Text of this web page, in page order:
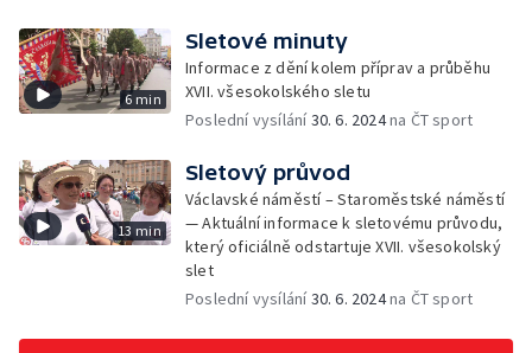
6 min
Sletové minuty
Informace z dění kolem příprav a průběhu
XVII. všesokolského sletu
Poslední vysílání30. 6. 2024na ČT sport
13 min
Sletový průvod
Václavské náměstí – Staroměstské náměstí
— Aktuální informace k sletovému průvodu,
který oficiálně odstartuje XVII. všesokolský
slet
Poslední vysílání30. 6. 2024na ČT sport